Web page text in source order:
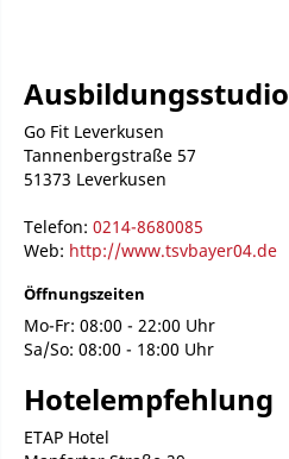
Ausbildungsstudio
Go Fit Leverkusen
Tannenbergstraße 57
51373 Leverkusen
Telefon: 0214-8680085
Web: http://www.tsvbayer04.de
Öffnungszeiten
Mo-Fr: 08:00 - 22:00 Uhr
Sa/So: 08:00 - 18:00 Uhr
Hotelempfehlung
ETAP Hotel